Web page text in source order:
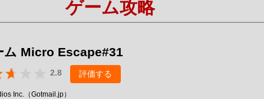
ゲーム攻略
ム Micro Escape#31
2.8 評価する
Inc.（Gotmail.jp）